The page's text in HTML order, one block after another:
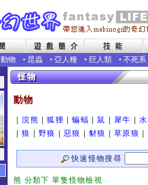
動物 • 昆蟲 • 亞人種 • 巨人類 • 不死系
動物
｜浣熊 ｜狐狸 ｜蝙蝠 ｜ 鼠 ｜ 犀牛 ｜
｜狼 ｜野狼 ｜惡狼 ｜豺狼 ｜草原狼 ｜
快速怪物搜尋
熊 分類下 單隻怪物檢視